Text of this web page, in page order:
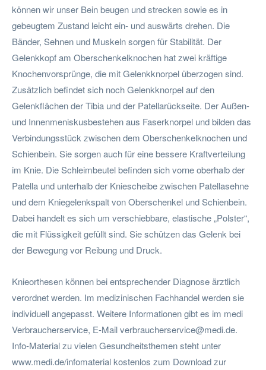
können wir unser Bein beugen und strecken sowie es in
gebeugtem Zustand leicht ein- und auswärts drehen. Die
Bänder, Sehnen und Muskeln sorgen für Stabilität. Der
Gelenkkopf am Oberschenkelknochen hat zwei kräftige
Knochenvorsprünge, die mit Gelenkknorpel überzogen sind.
Zusätzlich befindet sich noch Gelenkknorpel auf den
Gelenkflächen der Tibia und der Patellarückseite. Der Außen-
und Innenmeniskusbestehen aus Faserknorpel und bilden das
Verbindungsstück zwischen dem Oberschenkelknochen und
Schienbein. Sie sorgen auch für eine bessere Kraftverteilung
im Knie. Die Schleimbeutel befinden sich vorne oberhalb der
Patella und unterhalb der Kniescheibe zwischen Patellasehne
und dem Kniegelenkspalt von Oberschenkel und Schienbein.
Dabei handelt es sich um verschiebbare, elastische „Polster“,
die mit Flüssigkeit gefüllt sind. Sie schützen das Gelenk bei
der Bewegung vor Reibung und Druck.
Knieorthesen können bei entsprechender Diagnose ärztlich
verordnet werden. Im medizinischen Fachhandel werden sie
individuell angepasst. Weitere Informationen gibt es im medi
Verbraucherservice, E-Mailverbraucherservice@medi.de.
Info-Material zu vielen Gesundheitsthemen steht unter
www.medi.de/infomaterial kostenlos zum Download zur